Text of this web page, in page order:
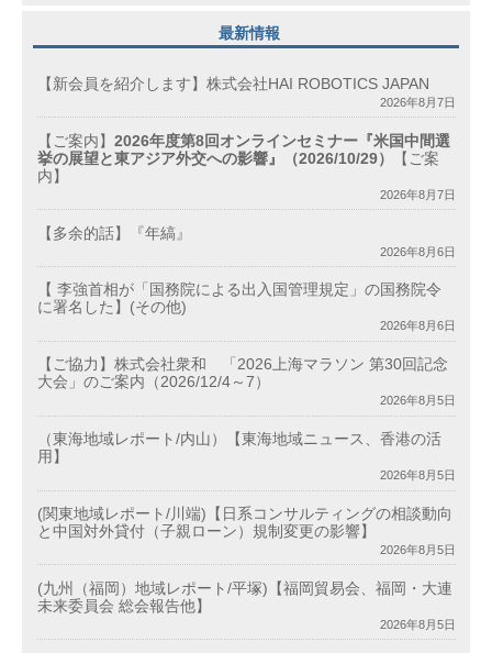
最新情報
【新会員を紹介します】株式会社HAI ROBOTICS JAPAN
2026年8月7日
【ご案内】 2026年度第8回オンラインセミナー『米国中間選
挙の展望と東アジア外交への影響』（2026/10/29）
【ご案
内】
2026年8月7日
【多余的話】『年縞』
2026年8月6日
【 李強首相が「国務院による出入国管理規定」の国務院令
に署名した】(その他)
2026年8月6日
【ご協力】株式会社衆和 「2026上海マラソン 第30回記念
大会」のご案内（2026/12/4～7）
2026年8月5日
（東海地域レポート/内山）【東海地域ニュース、香港の活
用】
2026年8月5日
(関東地域レポート/川端)【日系コンサルティングの相談動向
と中国対外貸付（子親ローン）規制変更の影響】
2026年8月5日
(九州（福岡）地域レポート/平塚)【福岡貿易会、福岡・大連
未来委員会 総会報告他】
2026年8月5日